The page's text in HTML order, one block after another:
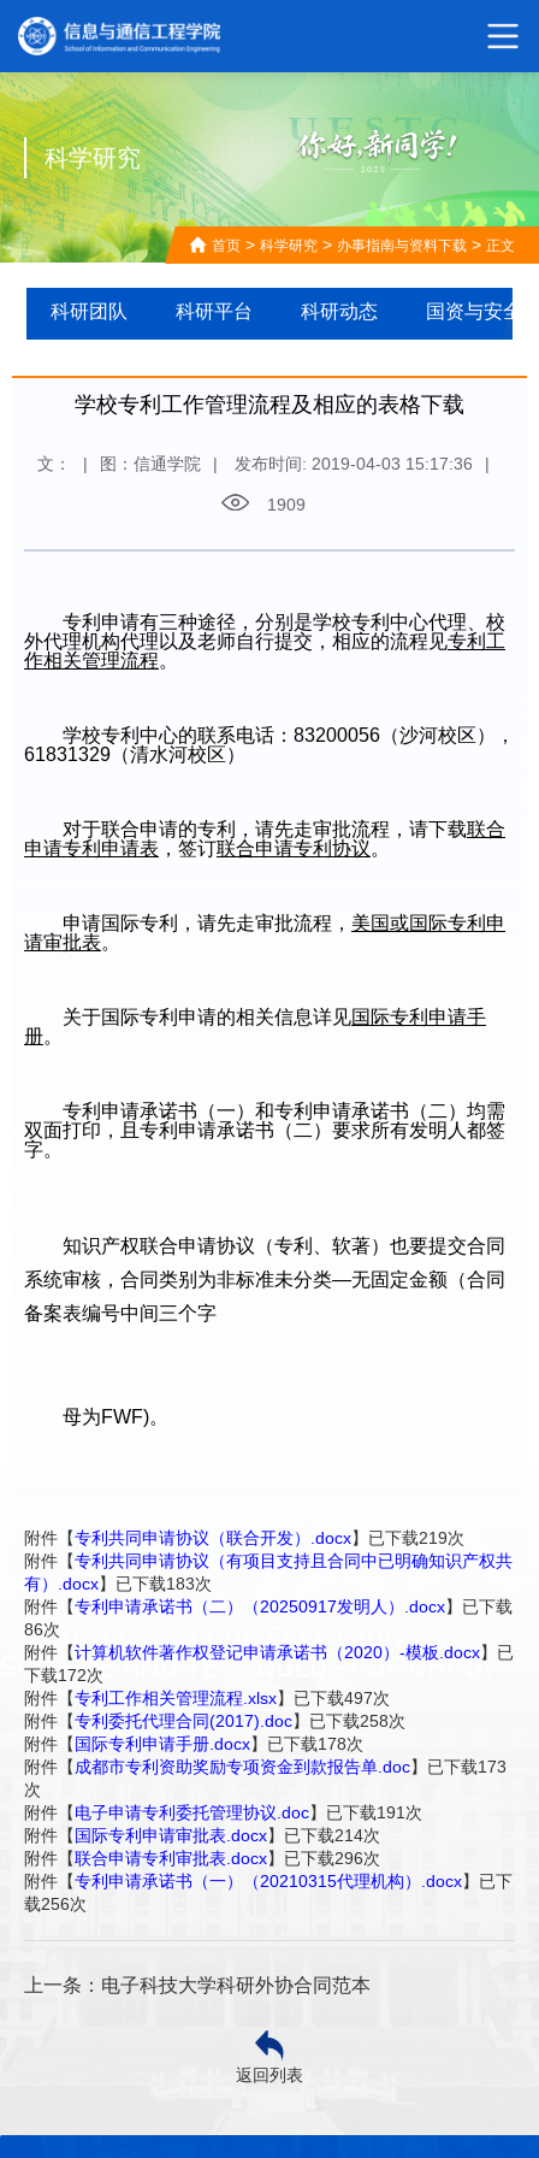
科学研究
首页 > 科学研究 > 办事指南与资料下载 > 正文
科研团队 科研平台 科研动态 国资与安全
学校专利工作管理流程及相应的表格下载
文： | 图：信通学院 | 发布时间: 2019-04-03 15:17:36 |
1909
专利申请有三种途径，分别是学校专利中心代理、校
外代理机构代理以及老师自行提交，相应的流程见专利工
作相关管理流程。
学校专利中心的联系电话：83200056（沙河校区），
61831329（清水河校区）
对于联合申请的专利，请先走审批流程，请下载联合
申请专利申请表 ，签订联合申请专利协议。
申请国际专利，请先走审批流程， 美国或国际专利申
请审批表。
关于国际专利申请的相关信息详见国际专利申请手
册。
专利申请承诺书（一）和专利申请承诺书（二）均需
双面打印，且专利申请承诺书（二）要求所有发明人都签
字。
知识产权联合申请协议（专利、软著）也要提交合同
系统审核，合同类别为非标准未分类—无固定金额（合同
备案表编号中间三个字
母为FWF)。
附件【专利共同申请协议（联合开发）.docx】已下载219次
附件【专利共同申请协议（有项目支持且合同中已明确知识产权共
有）.docx】已下载183次
附件【专利申请承诺书（二）（20250917发明人）.docx】已下载
86次
附件【计算机软件著作权登记申请承诺书（2020）-模板.docx】已
下载172次
附件【专利工作相关管理流程.xlsx】已下载497次
附件【专利委托代理合同(2017).doc】已下载258次
附件【国际专利申请手册.docx】已下载178次
附件【成都市专利资助奖励专项资金到款报告单.doc】已下载173
次
附件【电子申请专利委托管理协议.doc】已下载191 次
附件【国际专利申请审批表.docx】已下载214次
附件【联合申请专利审批表.docx】已下载296次
附件【专利申请承诺书（一）（20210315代理机构）.docx】已下
载256次
上一条：电子科技大学科研外协合同范本
返回列表